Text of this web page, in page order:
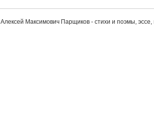
Алексей Максимович Парщиков - стихи и поэмы,